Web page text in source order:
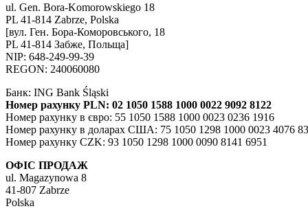
ul. Gen. Bora-Komorowskiego 18
PL 41-814 Zabrze, Polska
[вул. Ген. Бора-Коморовського, 18
PL 41-814 Забже, Польща]
NIP: 648-249-99-39
REGON: 240060080
Банк: ING Bank Śląski
Номер рахунку PLN: 02 1050 1588 1000 0022 9092 8122
Номер рахунку в євро: 55 1050 1588 1000 0023 0236 1916
Номер рахунку в доларах США: 75 1050 1298 1000 0023 4076
Номер рахунку CZK: 93 1050 1298 1000 0090 8141 6951
ОФІС ПРОДАЖ
ul. Magazynowa 8
41-807 Zabrze
Polska